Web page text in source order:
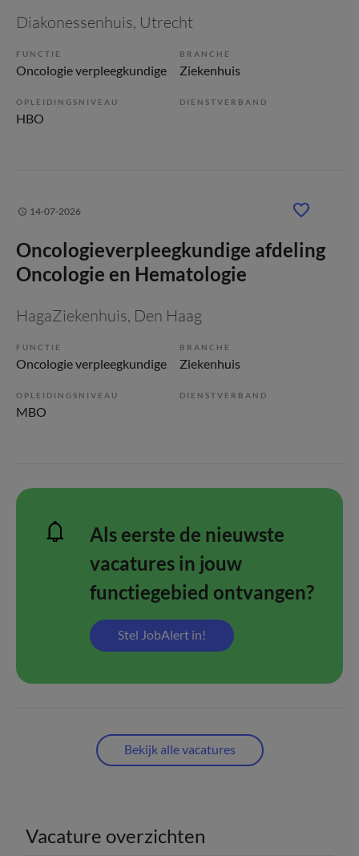
Diakonessenhuis, Utrecht
FUNCTIE
Oncologie verpleegkundige
BRANCHE
Ziekenhuis
OPLEIDINGSNIVEAU
HBO
DIENSTVERBAND
14-07-2026
Oncologieverpleegkundige afdeling
Oncologie en Hematologie
HagaZiekenhuis, Den Haag
FUNCTIE
Oncologie verpleegkundige
BRANCHE
Ziekenhuis
OPLEIDINGSNIVEAU
MBO
DIENSTVERBAND
Als eerste de nieuwste
vacatures in jouw
functiegebied ontvangen?
Stel JobAlert in!
Bekijk alle vacatures
Vacature overzichten